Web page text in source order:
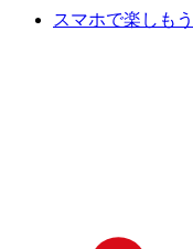
スマホで楽しもう